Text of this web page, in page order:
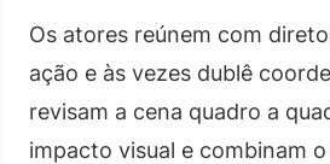
Os atores reúnem com
ação e às vezes dublê
revisam a cena quadro a
impacto visual e combinam